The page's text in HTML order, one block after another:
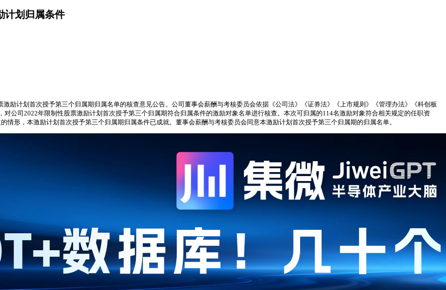
计划归属条件
励计划首次授予第三个归属期归属名单的核查意见公告。公司董事会薪酬与考核委员会依据《公司法》《证券法》《上市规则》《管理办法》《科创板
公司2022年限制性股票激励计划首次授予第三个归属期符合归属条件的激励对象名单进行核查。本次可归属的114名激励对象符合相关规定的任职资
形，本激励计划首次授予第三个归属期归属条件已成就。董事会薪酬与考核委员会同意本激励计划首次授予第三个归属期的归属名单。